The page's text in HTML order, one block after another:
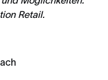
Retail.